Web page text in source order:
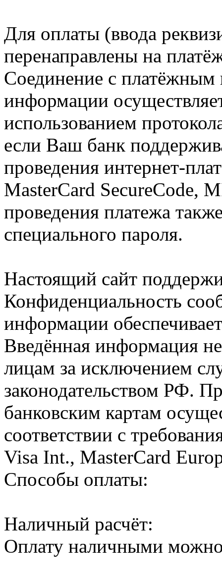
Для оплаты (ввода
перенаправлены на
Соединение с
информации
использованием
если Ваш банк
проведения интернет-
MasterCard SecureCode,
проведения платежа
специального пароля.
Настоящий сайт
Конфиденциальность
информации
Введённая информация
лицам за исключением
законодательством РФ.
банковским картам
соответствии с
Visa Int., MasterCard
Способы оплаты:
Наличный расчёт:
Оплату наличными